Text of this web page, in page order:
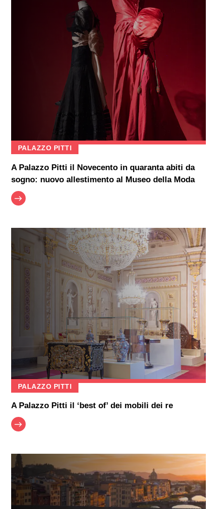
PALAZZO PITTI
A Palazzo Pitti il Novecento in quaranta abiti da
sogno: nuovo allestimento al Museo della Moda
PALAZZO PITTI
A Palazzo Pitti il ‘best of’ dei mobili dei re